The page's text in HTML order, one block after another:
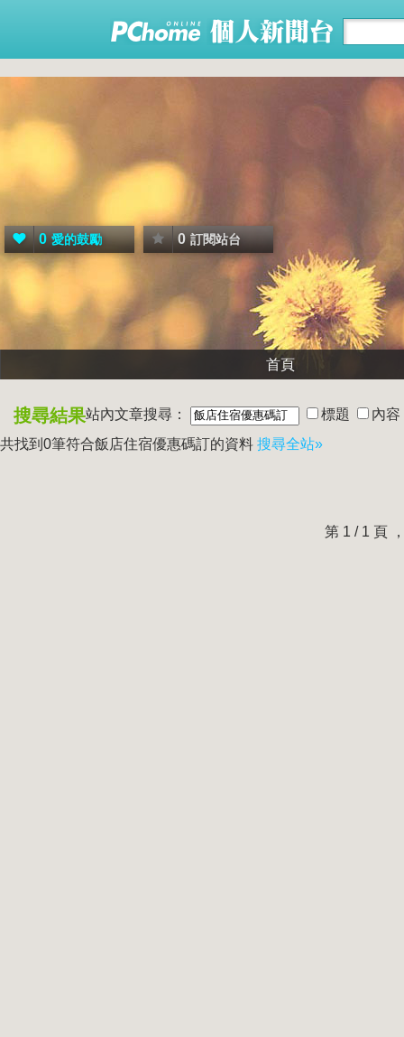
0 愛的鼓勵 0 訂閱站台
首頁
搜尋結果站內文章搜尋： 標題
內容
共找到0筆符合飯店住宿優惠碼訂的資料 搜尋全站»
第 1 / 1